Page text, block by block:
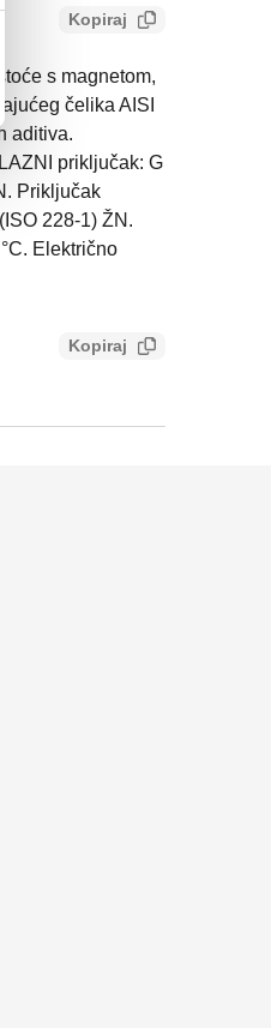
Kopiraj
s magnetom,
čelika AISI
aditiva.
priključak: G
Priključak
228-1) ŽN.
Električno
Kopiraj